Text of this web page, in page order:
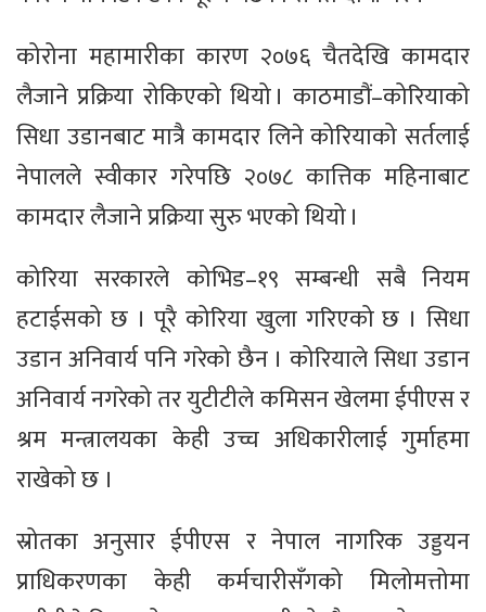
कोरोना महामारीका कारण २०७६ चैतदेखि कामदार
लैजाने प्रक्रिया रोकिएको थियो । काठमाडौं–कोरियाको
सिधा उडानबाट मात्रै कामदार लिने कोरियाको सर्तलाई
नेपालले स्वीकार गरेपछि २०७८ कात्तिक महिनाबाट
कामदार लैजाने प्रक्रिया सुरु भएको थियो ।
कोरिया सरकारले कोभिड–१९ सम्बन्धी सबै नियम
हटाईसको छ । पूरै कोरिया खुला गरिएको छ । सिधा
उडान अनिवार्य पनि गरेको छैन । कोरियाले सिधा उडान
अनिवार्य नगरेको तर युटीटीले कमिसन खेलमा ईपीएस र
श्रम मन्त्रालयका केही उच्च अधिकारीलाई गुर्माहमा
राखेको छ ।
स्रोतका अनुसार ईपीएस र नेपाल नागरिक उड्डयन
प्राधिकरणका केही कर्मचारीसँगको मिलोमत्तोमा